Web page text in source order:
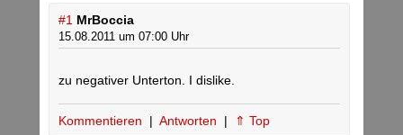
#1 MrBoccia
15.08.2011 um 07:00 Uhr
zu negativer Unterton. I dislike.
Kommentieren | Antworten | ⇑ Top